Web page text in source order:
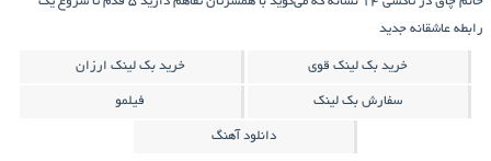
رابطه عاشقانه جدید
خرید بک لینک قوی خرید بک لینک ارزان
سفارش بک لینک فیلمو
دانلود آهنگ